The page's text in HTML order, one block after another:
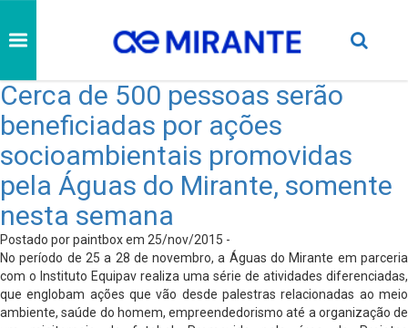
Cerca de 500 pessoas serão
beneficiadas por ações
socioambientais promovidas
pela Águas do Mirante, somente
nesta semana
Postado por paintbox em 25/nov/2015 -
No período de 25 a 28 de novembro, a Águas do Mirante em parceria
com o Instituto Equipav realiza uma série de atividades diferenciadas,
que englobam ações que vão desde palestras relacionadas ao meio
ambiente, saúde do homem, empreendedorismo até a organização de